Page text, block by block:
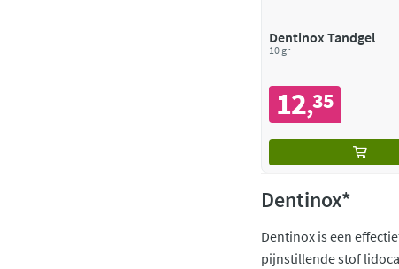
Dentinox Tandgel
10 gr
12,35
Dentinox*
Dentinox is een
pijnstillende stof